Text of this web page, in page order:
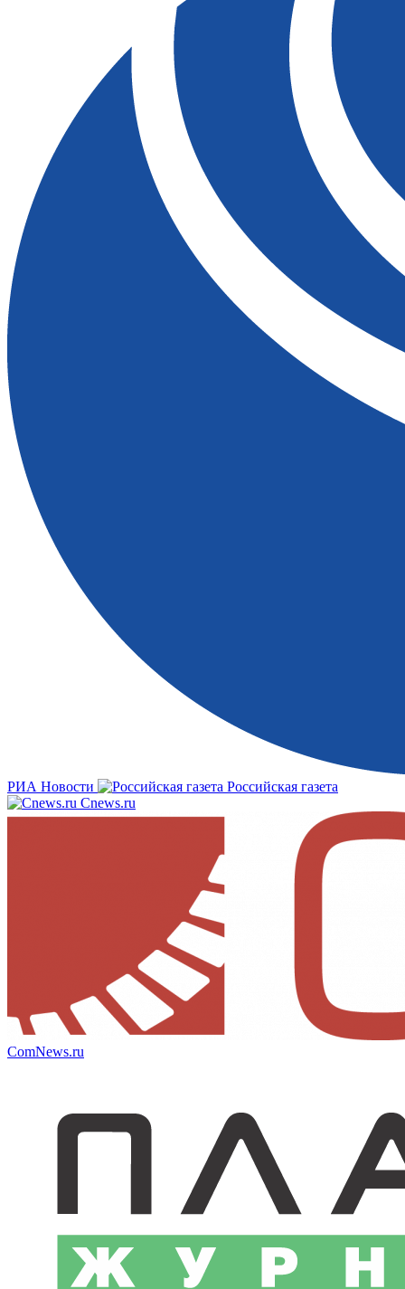
РИА Новости
Российская газета
Cnews.ru
ComNews.ru